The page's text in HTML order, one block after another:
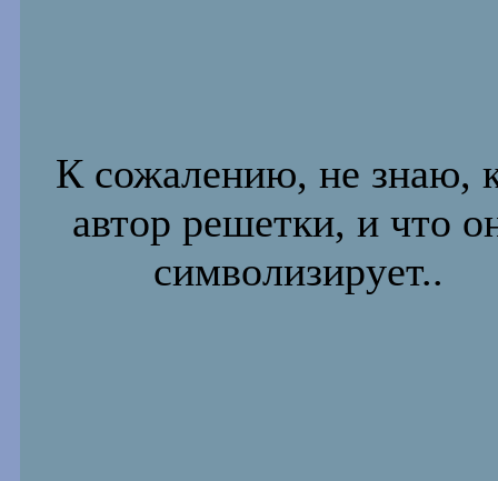
К сожалению, не знаю,
автор решетки, и что
символизирует..